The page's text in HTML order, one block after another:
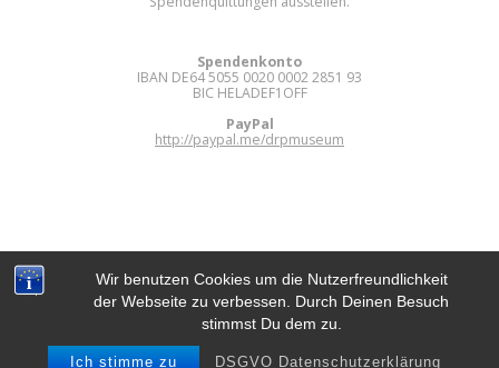
Wir benutzen Cookies um die Nutzerfreundlichkeit
der Webseite zu verbessen. Durch Deinen Besuch
stimmst Du dem zu.
Ich stimme zu DSGVO Datenschutzerklärung
DIGITAL RETRO PARK E.V.
© 2012 - 2026 Digital Retro Park e.V..
Built using WordPress and Mesmerize Theme.
Spendenkonto
IBAN DE64 5055 0020 0002 2851 93
BIC HELADEF1OFF
PayPal
http://paypal.me/drpmuseum